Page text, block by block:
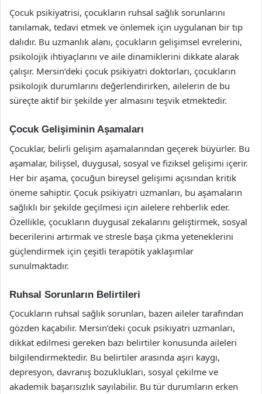
Çocuk psikiyatrisi, çocukların ruhsal sağlık sorunlarını
tanılamak, tedavi etmek ve önlemek için uygulanan bir tıp
dalıdır. Bu uzmanlık alanı, çocukların gelişimsel evrelerini,
psikolojik ihtiyaçlarını ve aile dinamiklerini dikkate alarak
çalışır. Mersin’deki çocuk psikiyatri doktorları, çocukların
psikolojik durumlarını değerlendirirken, ailelerin de bu
süreçte aktif bir şekilde yer almasını teşvik etmektedir.
Çocuk Gelişiminin Aşamaları
Çocuklar, belirli gelişim aşamalarından geçerek büyürler. Bu
aşamalar, bilişsel, duygusal, sosyal ve fiziksel gelişimi içerir.
Her bir aşama, çocuğun bireysel gelişimi açısından kritik
öneme sahiptir. Çocuk psikiyatri uzmanları, bu aşamaların
sağlıklı bir şekilde geçilmesi için ailelere rehberlik eder.
Özellikle, çocukların duygusal zekalarını geliştirmek, sosyal
becerilerini artırmak ve stresle başa çıkma yeteneklerini
güçlendirmek için çeşitli terapötik yaklaşımlar
sunulmaktadır.
Ruhsal Sorunların Belirtileri
Çocukların ruhsal sağlık sorunları, bazen aileler tarafından
gözden kaçabilir. Mersin’deki çocuk psikiyatri uzmanları,
dikkat edilmesi gereken bazı belirtiler konusunda aileleri
bilgilendirmektedir. Bu belirtiler arasında aşırı kaygı,
depresyon, davranış bozuklukları, sosyal çekilme ve
akademik başarısızlık sayılabilir. Bu tür durumların erken